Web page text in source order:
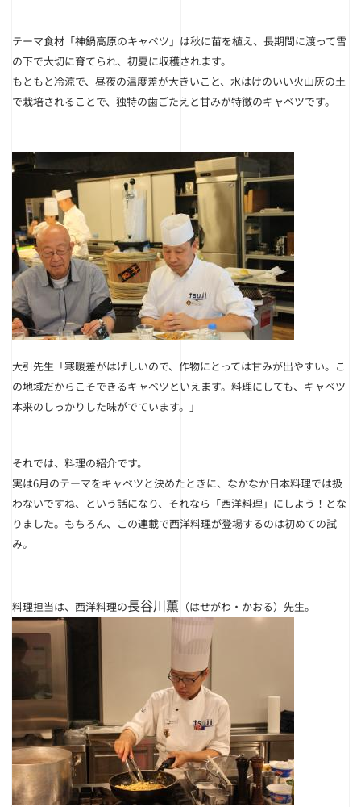
テーマ食材「神鍋高原のキャベツ」は秋に苗を植え、長期間に渡って雪
の下で大切に育てられ、初夏に収穫されます。
もともと冷涼で、昼夜の温度差が大きいこと、水はけのいい火山灰の土
で栽培されることで、独特の歯ごたえと甘みが特徴のキャベツです。
大引先生 「寒暖差がはげしいので、作物にとっては甘みが出やすい。こ
の地域だからこそできるキャベツといえます。料理にしても、キャベツ
本来のしっかりした味がでています。」
それでは、料理の紹介です。
実は6月のテーマをキャベツと決めたときに、なかなか日本料理では扱
わないですね、という話になり、それなら「西洋料理」にしよう！とな
りました。もちろん、この連載で西洋料理が登場するのは初めての試
み。
料理担当は、西洋料理の長谷川薫 （はせがわ・かおる）先生。